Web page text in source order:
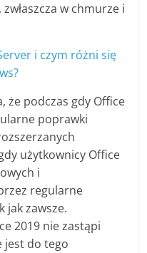
w chmurze i
i czym różni się
że ​​podczas gdy Office
poprawki
użytkownicy Office
i
regularne
jak zawsze.
2019 nie zastąpi
jest do tego